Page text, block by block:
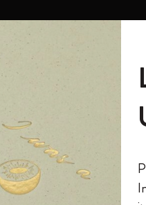
ノートブック
The Original Notebook
ミニノートブックチャ
ダイアリー
パーソナル・ダイアリー
12カ月ダイアリー
すべて見る
スマートライティング・
モレスキンスマートス
モレスキンスマート
Blackwing x モレスキン
Kaweco x モレスキン
Reframe サングラス
ムーミン コレクション
キム・ジョンギコレク
キム・ジョンギコレク
Impressions of
ン
すべて見る
バックパック
限定版バックパック
アートを愛する方への
プロフェッショナルへの
ミニマリストへの贈り物
カントリー・テーマ・
ション
プライドをいつも胸に
Mardi Mercredi × モレスキ
スマートライティング
スマートノートブック
スマートダイアリー
Notes
モレスキン Journal
モレスキン Planner
パーソナライズサ
ービス
サブカテゴリ
フと送料無料
無料
）
6,500円以上のご
コレクション